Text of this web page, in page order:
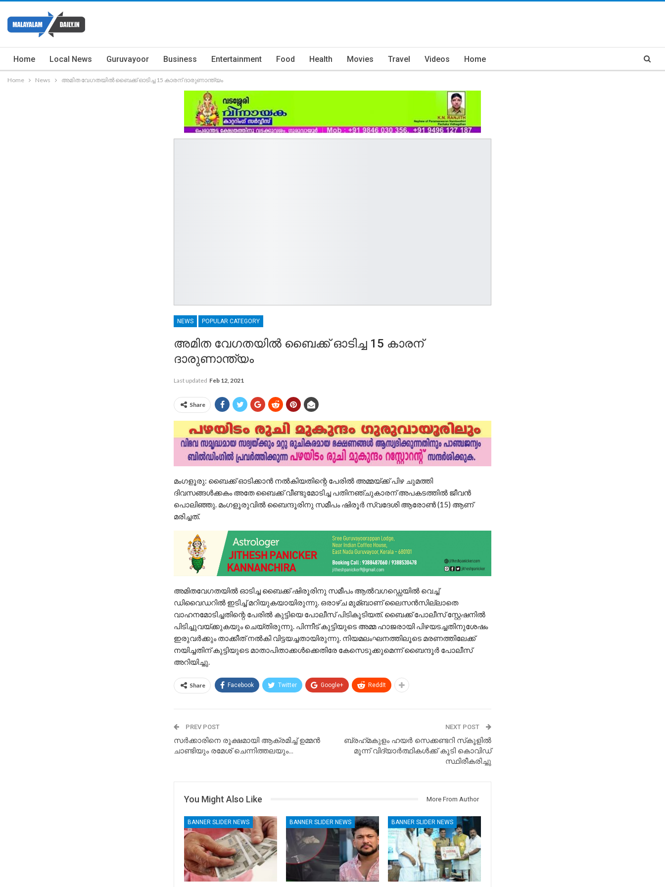
Home Local News Guruvayoor Business Entertainment Food Health Movies Travel Videos Home
Home News അമിത വേഗതയിൽ ബൈക്ക് ഓടിച്ച 15 കാരന് ദാരുണാന്ത്യം
NEWS POPULAR CATEGORY
അമിത വേഗതയിൽ ബൈക്ക് ഓടിച്ച 15 കാരന്
ദാരുണാന്ത്യം
Last updated Feb 12, 2021
Share
മംഗളൂരു: ബൈക്ക് ഓടിക്കാന്‍ നല്‍കിയതിന്റെ പേരില്‍ അമ്മയ്ക്ക് പിഴ ചുമത്തി
ദിവസങ്ങള്‍ക്കകം അതേ ബൈക്ക് വീണ്ടുമോടിച്ച പതിനഞ്ചുകാരന് അപകടത്തില്‍ ജീവന്‍
പൊലിഞ്ഞു. മംഗളൂരുവില്‍ ബൈന്ദൂരിനു സമീപം ഷിരൂര്‍ സ്വദേശി ആരോണ്‍ (15) ആണ്
മരിച്ചത്.
അമിതവേഗതയില്‍ ഓടിച്ച ബൈക്ക് ഷിരൂരിനു സമീപം ആല്‍വഗഡ്ഡെയില്‍ വെച്ച്‌
ഡിവൈഡറില്‍ ഇടിച്ച്‌ മറിയുകയായിരുന്നു. ഒരാഴ്ച മുമ്ബാണ് ലൈസന്‍സില്ലാതെ
വാഹനമോടിച്ചതിന്റെ പേരില്‍ കുട്ടിയെ പോലീസ് പിടികൂടിയത്. ബൈക്ക് പോലീസ് സ്റ്റേഷനില്‍
പിടിച്ചുവയ്ക്കുകയും ചെയ്തിരുന്നു. പിന്നീട് കുട്ടിയുടെ അമ്മ ഹാജരായി പിഴയടച്ചതിനുശേഷം
ഇരുവര്‍ക്കും താക്കീത് നല്‍കി വിട്ടയച്ചതായിരുന്നു. നിയമലംഘനത്തിലൂടെ മരണത്തിലേക്ക്
നയിച്ചതിന് കുട്ടിയുടെ മാതാപിതാക്കള്‍ക്കെതിരേ കേസെടുക്കുമെന്ന് ബൈന്ദൂര്‍ പോലീസ്
അറിയിച്ചു.
Share Facebook Twitter Google+ ReddIt
PREV POST
സര്‍ക്കാരിനെ രൂക്ഷമായി ആക്രമിച്ച് ഉമ്മന്‍
ചാണ്ടിയും രമേശ് ചെന്നിത്തലയും…
NEXT POST
ബ്രഹ്‌മകുളം ഹയര്‍ സെക്കണ്ടറി സ്‌കൂളില്‍
മൂന്ന് വിദ്യാര്‍ത്ഥികള്‍ക്ക് കൂടി കൊവിഡ്
സ്ഥിരീകരിച്ചു
You Might Also Like More From Author
BANNER SLIDER NEWS BANNER SLIDER NEWS BANNER SLIDER NEWS